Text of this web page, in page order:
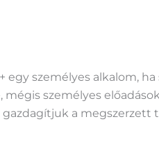
egy személyes alkalom,
személyes
a megszerzett